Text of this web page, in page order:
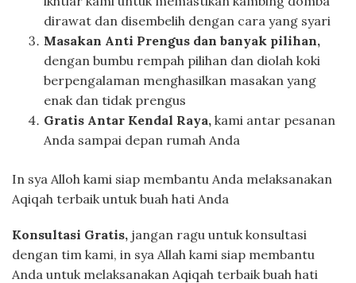
dirawat dan disembelih dengan cara yang syari
Masakan Anti Prengus dan banyak pilihan,
dengan bumbu rempah pilihan dan diolah koki
berpengalaman menghasilkan masakan yang
enak dan tidak prengus
Gratis Antar Kendal Raya, kami antar pesanan
Anda sampai depan rumah Anda
In sya Alloh kami siap membantu Anda melaksanakan
Aqiqah terbaik untuk buah hati Anda
Konsultasi Gratis, jangan ragu untuk konsultasi
dengan tim kami, in sya Allah kami siap membantu
Anda untuk melaksanakan Aqiqah terbaik buah hati